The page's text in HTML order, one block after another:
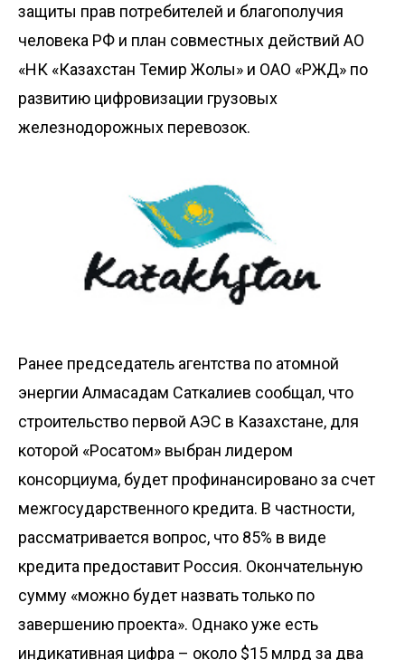
защиты прав потребителей и благополучия
человека РФ и план совместных действий АО
«НК «Казахстан Темир Жолы» и ОАО «РЖД» по
развитию цифровизации грузовых
железнодорожных перевозок.
Ранее председатель агентства по атомной
энергии Алмасадам Саткалиев сообщал, что
строительство первой АЭС в Казахстане, для
которой «Росатом» выбран лидером
консорциума, будет профинансировано за счет
межгосударственного кредита. В частности,
рассматривается вопрос, что 85% в виде
кредита предоставит Россия. Окончательную
сумму «можно будет назвать только по
завершению проекта». Однако уже есть
индикативная цифра – около $15 млрд за два